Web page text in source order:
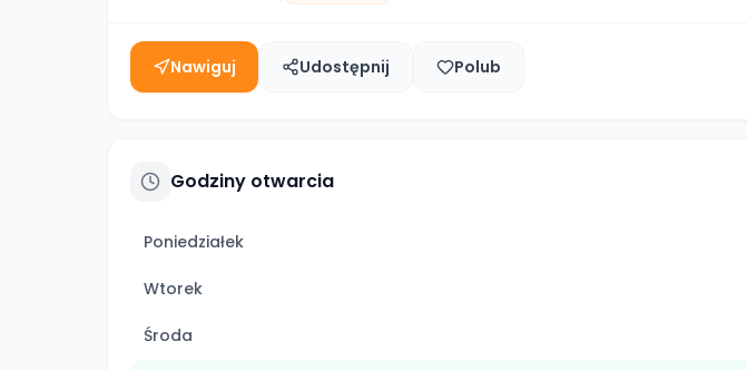
Nawiguj Udostępnij Polub
Godziny otwarcia
Poniedziałek
Wtorek
Środa